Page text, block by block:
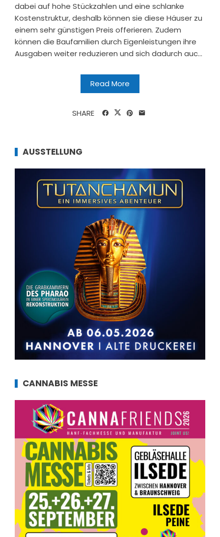
dabei auf hohe Stückzahlen und eine schlanke
Kostenstruktur, deshalb können sie diese Häuser zu
einem sehr günstigen Preis offerieren. Zudem
können die Baufamilien durch Eigenleistungen ihre
Ausgaben weiter reduzieren und sich dadurch auc...
Read More
SHARE
AUSSTELLUNG
CANNABIS MESSE